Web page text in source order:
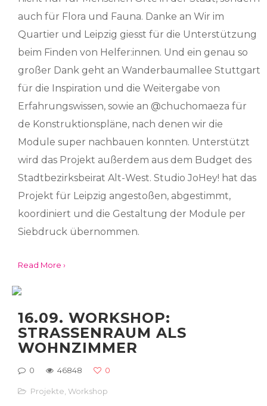
auch für Flora und Fauna. Danke an Wir im
Quartier und Leipzig giesst für die Unterstützung
beim Finden von Helfer:innen. Und ein genau so
großer Dank geht an Wanderbaumallee Stuttgart
für die Inspiration und die Weitergabe von
Erfahrungswissen, sowie an @chuchomaeza für
de Konstruktionspläne, nach denen wir die
Module super nachbauen konnten. Unterstützt
wird das Projekt außerdem aus dem Budget des
Stadtbezirksbeirat Alt-West. Studio JoHey! hat das
Projekt für Leipzig angestoßen, abgestimmt,
koordiniert und die Gestaltung der Module per
Siebdruck übernommen.
Read More ›
16.09. WORKSHOP:
STRASSENRAUM ALS W
OHNZIMMER
0 46848 0
Projekte ,Workshop